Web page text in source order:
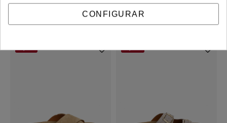
34,90 €
+ Más colores
-4,10 € -6,00 €
CONFIGURAR